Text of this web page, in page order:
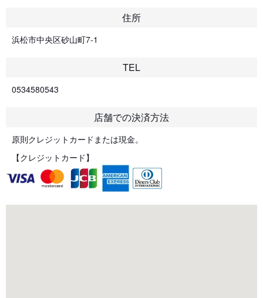
住所
浜松市中央区砂山町7-1
TEL
0534580543
店舗での決済方法
原則クレジットカードまたは現金。
【クレジットカード】